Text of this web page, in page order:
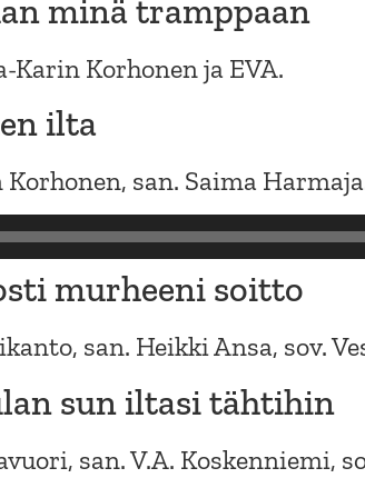
minä tramppaan
Karin Korhonen ja EVA.
ilta
Korhonen, san. Saima
murheeni soitto
san. Heikki Ansa, sov.
sun iltasi tähtihin
san. V.A. Koskenniemi,